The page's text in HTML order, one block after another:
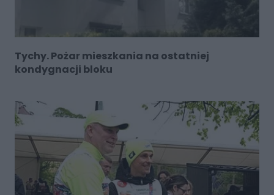
Tychy. Pożar mieszkania na ostatniej
kondygnacji bloku